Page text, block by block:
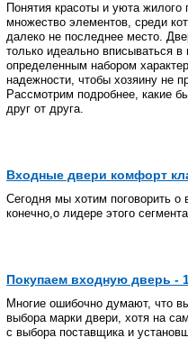
Понятия красоты и уюта
множество элементов, среди
далеко не последнее место.
только идеально вписываться в
определенным набором
надежности, чтобы хозяину не
Рассмотрим подробнее, какие
друг от друга.
Входные двери комфорт
Сегодня мы хотим поговорить
конечно,о лидере этого
Покупаем входную дверь -
Многие ошибочно думают, что
выбора марки двери, хотя на
с выбора поставщика и